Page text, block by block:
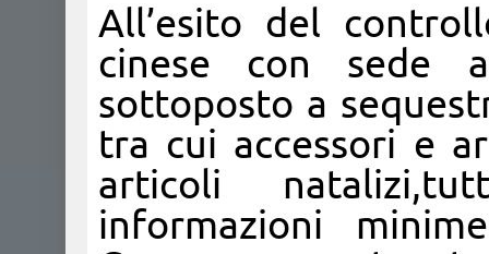
All’esito del
cinese con sede
sottoposto a
tra cui accessori e
articoli
informazioni